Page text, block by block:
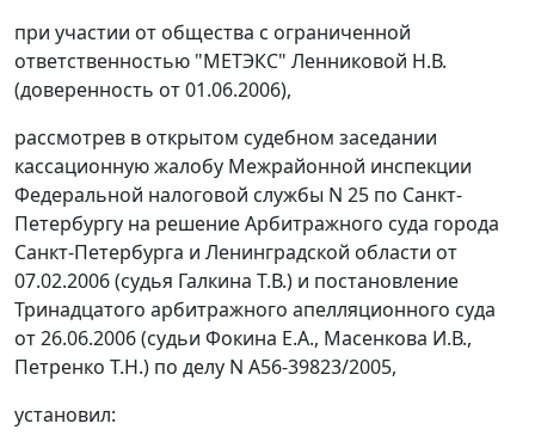
при участии от общества с ограниченной
ответственностью "МЕТЭКС" Ленниковой Н.В.
(доверенность от 01.06.2006),
рассмотрев в открытом судебном заседании
кассационную жалобу Межрайонной инспекции
Федеральной налоговой службы N 25 по Санкт-
Петербургу на решение Арбитражного суда города
Санкт-Петербурга и Ленинградской области от
07.02.2006 (судья Галкина Т.В.) и постановление
Тринадцатого арбитражного апелляционного суда
от 26.06.2006 (судьи Фокина Е.А., Масенкова И.В.,
Петренко Т.Н.) по делу N А56-39823/2005,
установил: